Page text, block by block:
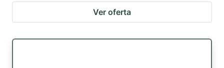
Ver oferta